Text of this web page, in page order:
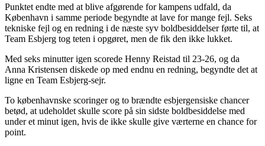
Punktet endte med at blive afgørende for kampens udfald, da
København i samme periode begyndte at lave for mange fejl. Seks
tekniske fejl og en redning i de næste syv boldbesiddelser førte til, at
Team Esbjerg tog teten i opgøret, men de fik den ikke lukket.
Med seks minutter igen scorede Henny Reistad til 23-26, og da
Anna Kristensen diskede op med endnu en redning, begyndte det at
ligne en Team Esbjerg-sejr.
To københavnske scoringer og to brændte esbjergensiske chancer
betød, at udeholdet skulle score på sin sidste boldbesiddelse med
under et minut igen, hvis de ikke skulle give værterne en chance for
point.